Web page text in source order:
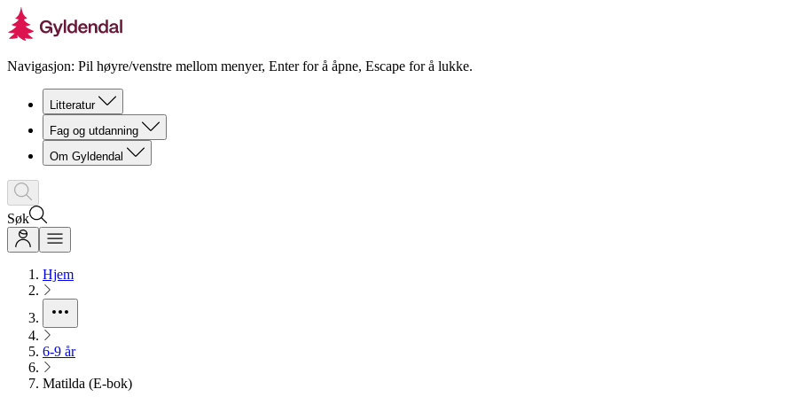
Navigasjon: Pil høyre/venstre mellom menyer, Enter for å åpne, Escape for å lukke.
Litteratur
Fag og utdanning
Om Gyldendal
Søk
Hjem
6-9 år
Matilda (E-bok)